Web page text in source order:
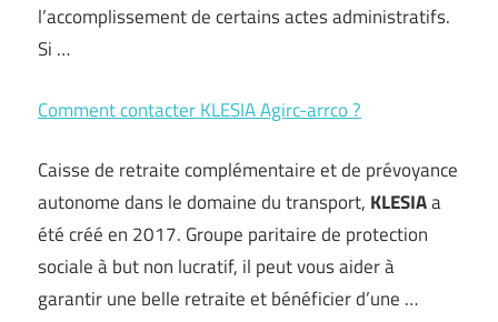
l’accomplissement de certains actes administratifs.
Si …
Comment contacter KLESIA Agirc-arrco ?
Caisse de retraite complémentaire et de prévoyance
autonome dans le domaine du transport, KLESIAa
été créé en 2017. Groupe paritaire de protection
sociale à but non lucratif, il peut vous aider à
garantir une belle retraite et bénéficier d’une …